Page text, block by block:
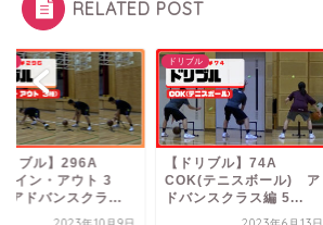
RELATED POST
リブル】296A
イン・アウト 3
ドバンスクラ...
ドリブル
【ドリブル】74A
COK(テニスボール) ア
ドバンスクラス編 5...